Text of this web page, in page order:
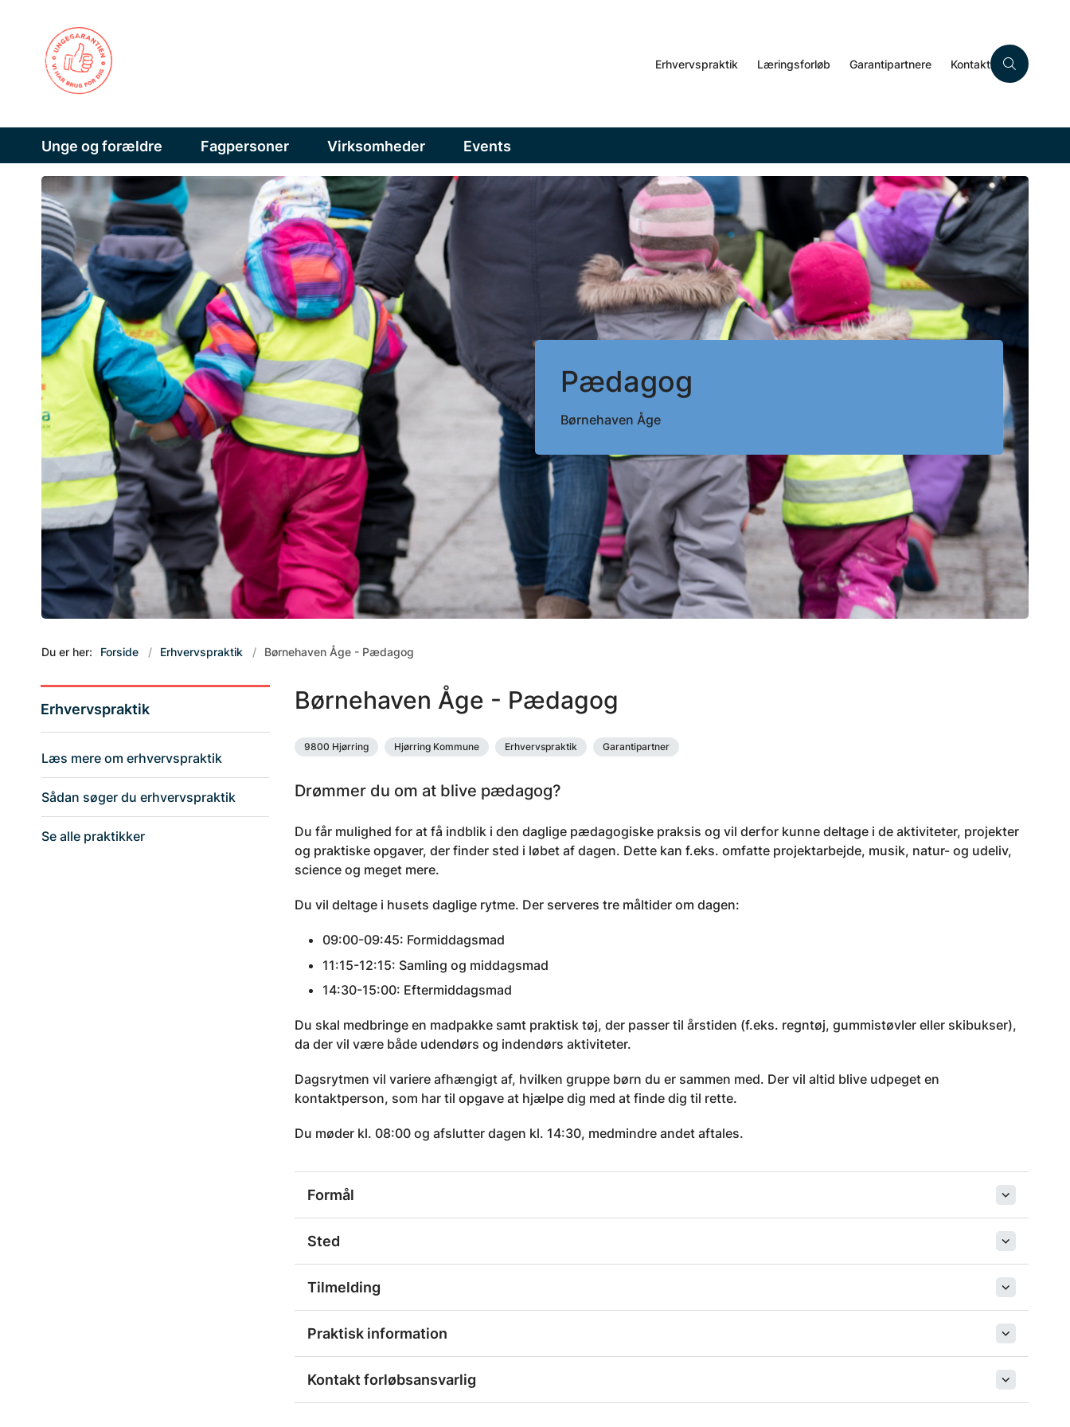
Erhvervspraktik Læringsforløb Garantipartnere Kontakt
Unge og forældre Fagpersoner Virksomheder Events
Pædagog
Børnehaven Åge
Du er her: Forside Erhvervspraktik Børnehaven Åge - Pædagog
Erhvervspraktik
Læs mere om erhvervspraktik
Sådan søger du erhvervspraktik
Se alle praktikker
Børnehaven Åge - Pædagog
9800 Hjørring Hjørring Kommune Erhvervspraktik Garantipartner
Drømmer du om at blive pædagog?
Du får mulighed for at få indblik i den daglige pædagogiske praksis og vil derfor kunne deltage i de aktiviteter, projekter
og praktiske opgaver, der finder sted i løbet af dagen. Dette kan f.eks. omfatte projektarbejde, musik, natur- og udeliv,
science og meget mere.
Du vil deltage i husets daglige rytme. Der serveres tre måltider om dagen:
09:00-09:45: Formiddagsmad
11:15-12:15: Samling og middagsmad
14:30-15:00: Eftermiddagsmad
Du skal medbringe en madpakke samt praktisk tøj, der passer til årstiden (f.eks. regntøj, gummistøvler eller skibukser),
da der vil være både udendørs og indendørs aktiviteter.
Dagsrytmen vil variere afhængigt af, hvilken gruppe børn du er sammen med. Der vil altid blive udpeget en
kontaktperson, som har til opgave at hjælpe dig med at finde dig til rette.
Du møder kl. 08:00 og afslutter dagen kl. 14:30, medmindre andet aftales.
Formål
Sted
Tilmelding
Praktisk information
Kontakt forløbsansvarlig